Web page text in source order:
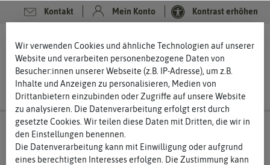
Kontakt Mein Konto Kontrast erhöhen
Wir verwenden Cookies und ähnliche Technologien auf unserer
Website und verarbeiten personenbezogene Daten von
Besucher:innen unserer Webseite (z.B. IP-Adresse), um z.B.
Inhalte und Anzeigen zu personalisieren, Medien von
Drittanbietern einzubinden oder Zugriffe auf unsere Website
zu analysieren. Die Datenverarbeitung erfolgt erst durch
gesetzte Cookies. Wir teilen diese Daten mit Dritten, die wir in
den Einstellungen benennen.
Die Datenverarbeitung kann mit Einwilligung oder aufgrund
eines berechtigten Interesses erfolgen. Die Zustimmung kann